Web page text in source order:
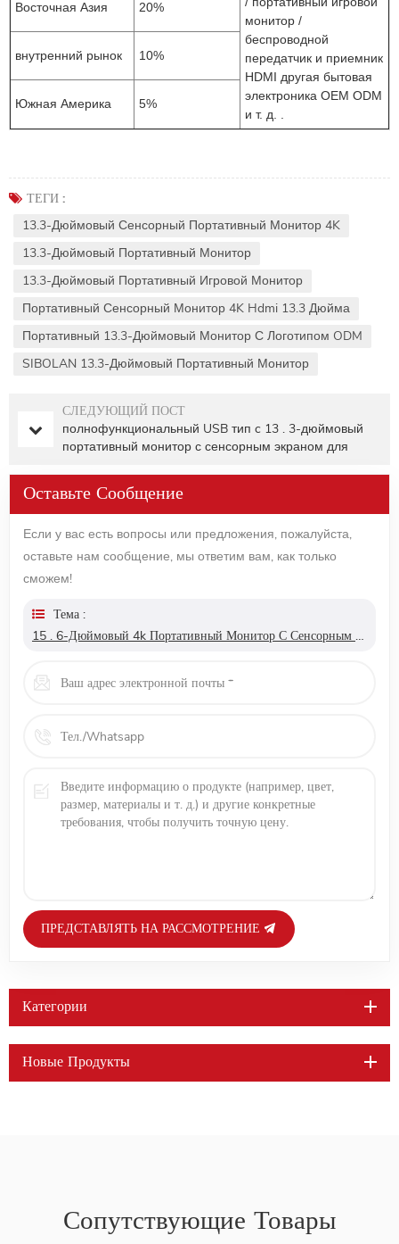
монитор /
беспроводной
передатчик и приемник
HDMI другая бытовая
электроника OEM ODM
и т. д. .
Восточная Азия 20%
внутренний рынок 10%
Южная Америка 5%
ТЕГИ :
13.3-Дюймовый Сенсорный Портативный Монитор 4K
13.3-Дюймовый Портативный Монитор
13.3-Дюймовый Портативный Игровой Монитор
Портативный Сенсорный Монитор 4K Hdmi 13.3 Дюйма
Портативный 13.3-Дюймовый Монитор С Логотипом ODM
SIBOLAN 13.3-Дюймовый Портативный Монитор
СЛЕДУЮЩИЙ ПОСТ
полнофункциональный USB тип c 13 . 3-дюймовый
портативный монитор с сенсорным экраном для
Оставьте Сообщение
Если у вас есть вопросы или предложения, пожалуйста,
оставьте нам сообщение, мы ответим вам, как только
сможем!
Тема :
15 . 6-Дюймовый 4k Портативный Монитор С Сенсорным Экраном Со Встроенным Аккумулятором Для Ps5 С Поддержкой Mac Touch
ПРЕДСТАВЛЯТЬ НА РАССМОТРЕНИЕ
Категории
Новые Продукты
Сопутствующие Товары